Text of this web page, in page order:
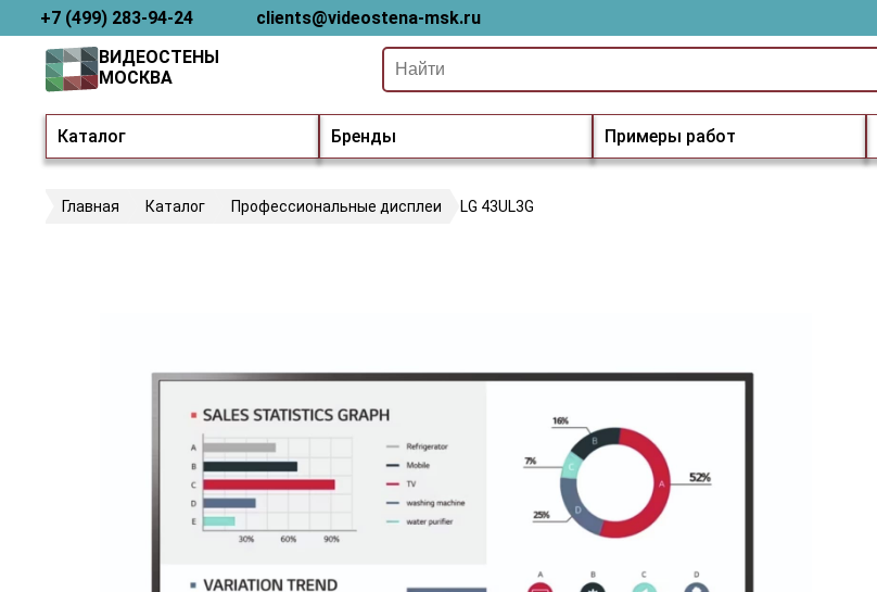
+7 (499) 283-94-24 clients@videostena-msk.ru
Каталог Бренды Примеры работ
ВИДЕОСТЕНЫ
МОСКВА
Главная Каталог Профессиональные дисплеи LG 43UL3G